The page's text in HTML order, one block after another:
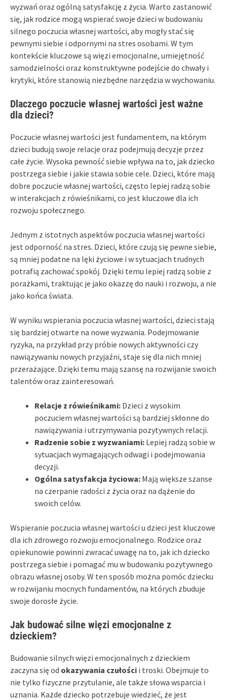
wyzwań oraz ogólną satysfakcję z życia. Warto zastanowić
się, jak rodzice mogą wspierać swoje dzieci w budowaniu
silnego poczucia własnej wartości, aby mogły stać się
pewnymi siebie i odpornymi na stres osobami. W tym
kontekście kluczowe są więzi emocjonalne, umiejętność
samodzielności oraz konstruktywne podejście do chwały i
krytyki, które stanowią niezbędne narzędzia w wychowaniu.
Dlaczego poczucie własnej wartości jest ważne
dla dzieci?
Poczucie własnej wartości jest fundamentem, na którym
dzieci budują swoje relacje oraz podejmują decyzje przez
całe życie. Wysoka pewność siebie wpływa na to, jak dziecko
postrzega siebie i jakie stawia sobie cele. Dzieci, które mają
dobre poczucie własnej wartości, często lepiej radzą sobie
w interakcjach z rówieśnikami, co jest kluczowe dla ich
rozwoju społecznego.
Jednym z istotnych aspektów poczucia własnej wartości
jest odporność na stres. Dzieci, które czują się pewne siebie,
są mniej podatne na lęki życiowe i w sytuacjach trudnych
potrafią zachować spokój. Dzięki temu lepiej radzą sobie z
porażkami, traktując je jako okazzę do nauki i rozwoju, a nie
jako końca świata.
W wyniku wspierania poczucia własnej wartości, dzieci stają
się bardziej otwarte na nowe wyzwania. Podejmowanie
ryzyka, na przykład przy próbie nowych aktywności czy
nawiązywaniu nowych przyjaźni, staje się dla nich mniej
przerażające. Dzięki temu mają szansę na rozwijanie swoich
talentów oraz zainteresowań.
Relacje z rówieśnikami: Dzieci z wysokim
poczuciem własnej wartości są bardziej skłonne do
nawiązywania i utrzymywania pozytywnych relacji.
Radzenie sobie z wyzwaniami: Lepiej radzą sobie w
sytuacjach wymagających odwagi i podejmowania
decyzji.
Ogólna satysfakcja życiowa: Mają większe szanse
na czerpanie radości z życia oraz na dążenie do
swoich celów.
Wspieranie poczucia własnej wartości u dzieci jest kluczowe
dla ich zdrowego rozwoju emocjonalnego. Rodzice oraz
opiekunowie powinni zwracać uwagę na to, jak ich dziecko
postrzega siebie i pomagać mu w budowaniu pozytywnego
obrazu własnej osoby. W ten sposób można pomóc dziecku
w rozwijaniu mocnych fundamentów, na których zbuduje
swoje dorosłe życie.
Jak budować silne więzi emocjonalne z
dzieckiem?
Budowanie silnych więzi emocjonalnych z dzieckiem
zaczyna się od okazywania czułości i troski. Obejmuje to
nie tylko fizyczne przytulanie, ale także słowa wsparcia i
uznania. Każde dziecko potrzebuje wiedzieć, że jest